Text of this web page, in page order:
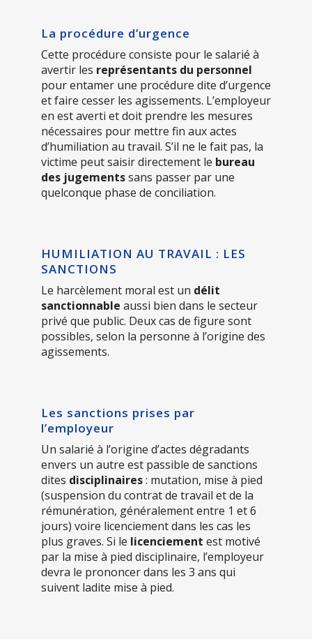
La procédure d’urgence
Cette procédure consiste pour le salarié à
avertir les représentants du personnel
pour entamer une procédure dite d’urgence
et faire cesser les agissements. L’employeur
en est averti et doit prendre les mesures
nécessaires pour mettre fin aux actes
d’humiliation au travail. S’il ne le fait pas, la
victime peut saisir directement le bureau
des jugementssans passer par une
quelconque phase de conciliation.
HUMILIATION AU TRAVAIL : LES
SANCTIONS
Le harcèlement moral est un délit
sanctionnable aussi bien dans le secteur
privé que public. Deux cas de figure sont
possibles, selon la personne à l’origine des
agissements.
Les sanctions prises par
l’employeur
Un salarié à l’origine d’actes dégradants
envers un autre est passible de sanctions
dites disciplinaires: mutation, mise à pied
(suspension du contrat de travail et de la
rémunération, généralement entre 1 et 6
jours) voire licenciement dans les cas les
plus graves. Si le licenciement est motivé
par la mise à pied disciplinaire, l’employeur
devra le prononcer dans les 3 ans qui
suivent ladite mise à pied.